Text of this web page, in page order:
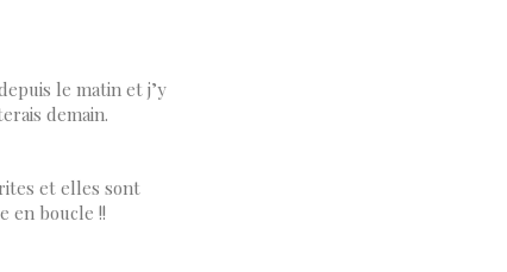
le matin et j’y
demain.
et elles sont
en boucle !!